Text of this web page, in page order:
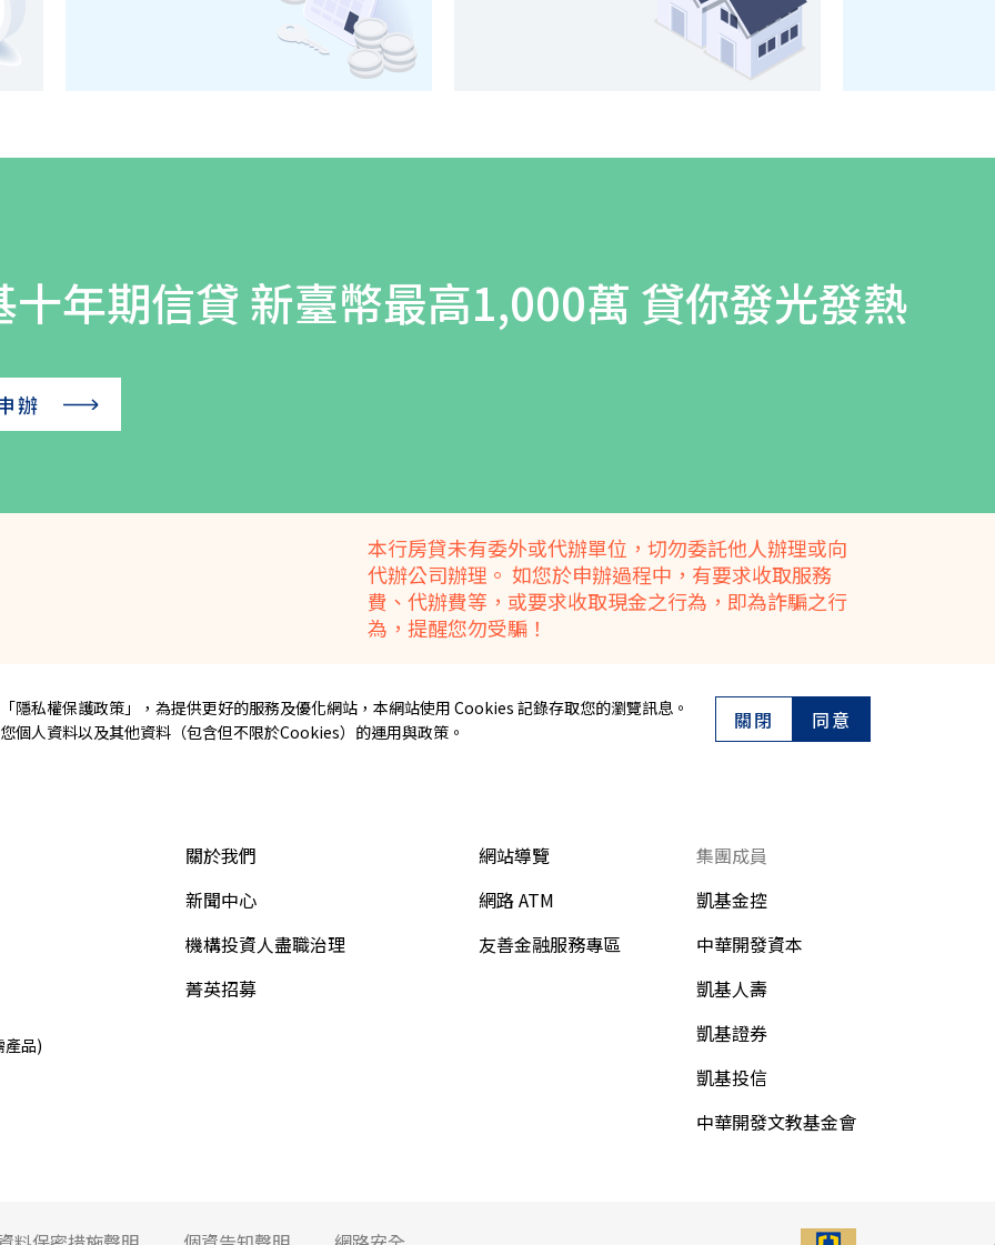
十年期信貸 新臺幣最高1,000萬 貸你發光發熱
辦
本行房貸未有委外或代辦單位，切勿委託他人辦理或向
代辦公司辦理。 如您於申辦過程中，有要求收取服務
費、代辦費等，或要求收取現金之行為，即為詐騙之行
為，提醒您勿受騙！
隱私權保護政策」，為提供更好的服務及優化網站，本網站使用 Cookies 記錄存取您的瀏覽訊息。
個人資料以及其他資料（包含但不限於Cookies）的運用與政策。
關閉 同意
品)
關於我們
新聞中心
機構投資人盡職治理
菁英招募
網站導覽
網路 ATM
友善金融服務專區
集團成員
凱基金控
中華開發資本
凱基人壽
凱基證券
凱基投信
中華開發文教基金會